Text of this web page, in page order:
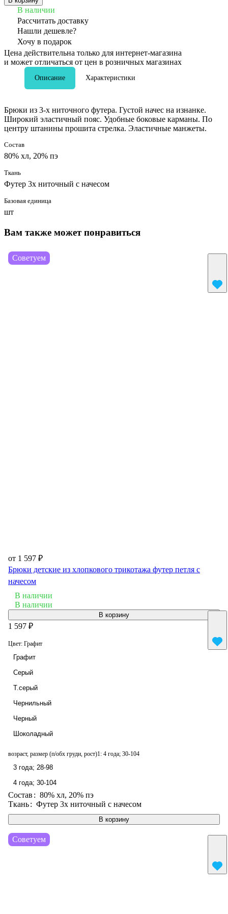
В наличии
Рассчитать доставку
Нашли дешевле?
Хочу в подарок
Цена действительна только для интернет-магазина
и может отличаться от цен в розничных магазинах
Описание Характеристики
Брюки из 3-х ниточного футера. Густой начес на изнанке.
Широкий эластичный пояс. Удобные боковые карманы. По
центру штанины прошита стрелка. Эластичные манжеты.
Состав
80% хл, 20% пэ
Ткань
Футер 3х ниточный с начесом
Базовая единица
шт
Вам также может понравиться
Советуем
от 1 597 ₽
Брюки детские из хлопкового трикотажа футер петля с
начесом
В наличии
В корзину
В наличии
В корзину
1 597 ₽
Цвет: Графит
Графит
Серый
Т.серый
Чернильный
Черный
Шоколадный
возраст, размер (п/обх груди, рост)1: 4 года; 30-104
3 года; 28-98
4 года; 30-104
Состав: 80% хл, 20% пэ
Ткань: Футер 3х ниточный с начесом
Советуем